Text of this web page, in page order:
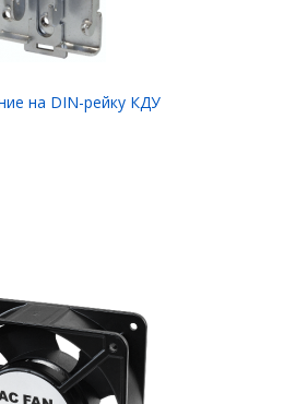
на DIN-рейку КДУ